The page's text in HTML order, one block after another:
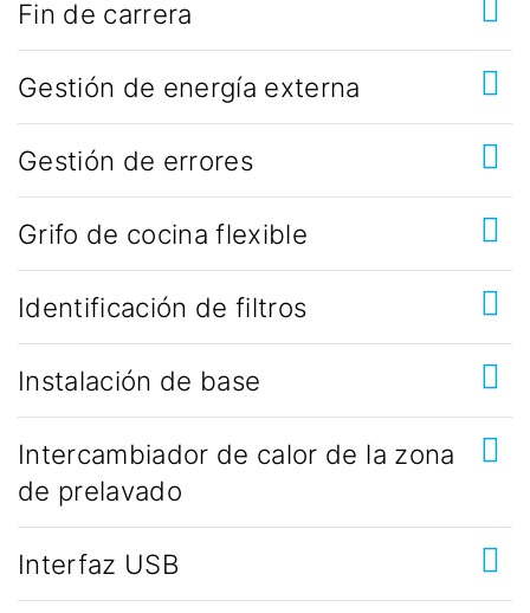
Fin de carrera
Gestión de energía externa
Gestión de errores
Grifo de cocina flexible
Identificación de filtros
Instalación de base
Intercambiador de calor de la zona
de prelavado
Interfaz USB